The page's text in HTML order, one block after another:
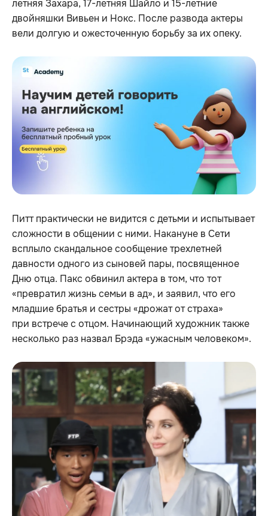
летняя Захара, 17-летняя Шайло и 15-летние
двойняшки Вивьен и Нокс. После развода актеры
вели долгую и ожесточенную борьбу за их опеку.
Питт практически не видится с детьми и испытывает
сложности в общении с ними. Накануне в Сети
всплыло скандальное сообщение трехлетней
давности одного из сыновей пары, посвященное
Дню отца. Пакс обвинил актера в том, что тот
«превратил жизнь семьи в ад», и заявил, что его
младшие братья и сестры «дрожат от страха»
при встрече с отцом. Начинающий художник также
несколько раз назвал Брэда «ужасным человеком».